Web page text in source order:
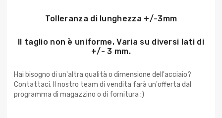
Tolleranza di lunghezza +/-3mm
Il taglio non è uniforme. Varia su diversi lati di
+/- 3 mm.
Hai bisogno di un'altra qualità o dimensione dell'acciaio?
Contattaci. Il nostro team di vendita farà un'offerta dal
programma di magazzino o di fornitura :)